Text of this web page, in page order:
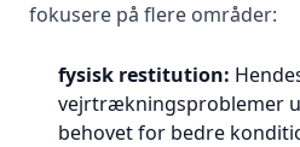
fokusere på flere områder:
fysisk restitution:
vejrtrækningsproblemer
behovet for bedre